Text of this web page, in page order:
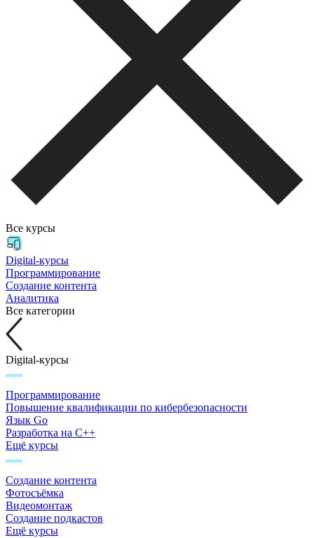
Все курсы
Digital-курсы
Программирование
Создание контента
Аналитика
Все категории
Digital-курсы
Программирование
Повышение квалификации по кибербезопасности
Язык Go
Разработка на C++
Ещё курсы
Создание контента
Фотосъёмка
Видеомонтаж
Создание подкастов
Ещё курсы